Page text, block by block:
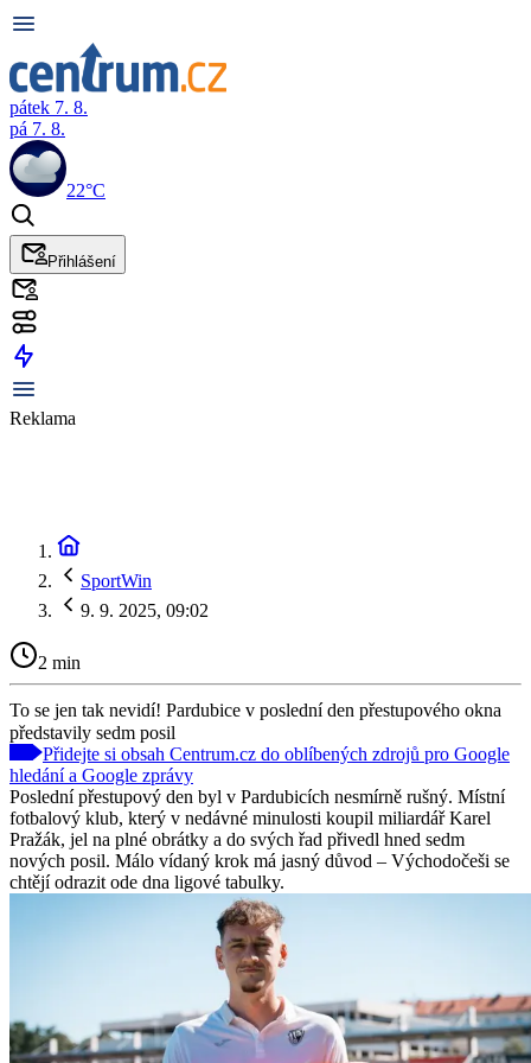
pátek 7. 8.
pá 7. 8.
22°C
Přihlášení
Reklama
SportWin
9. 9. 2025, 09:02
2 min
To se jen tak nevidí! Pardubice v poslední den přestupového okna
představily sedm posil
Přidejte si obsah Centrum.cz do oblíbených zdrojů pro Google
hledání a Google zprávy
Poslední přestupový den byl v Pardubicích nesmírně rušný. Místní
fotbalový klub, který v nedávné minulosti koupil miliardář Karel
Pražák, jel na plné obrátky a do svých řad přivedl hned sedm
nových posil. Málo vídaný krok má jasný důvod – Východočeši se
chtějí odrazit ode dna ligové tabulky.